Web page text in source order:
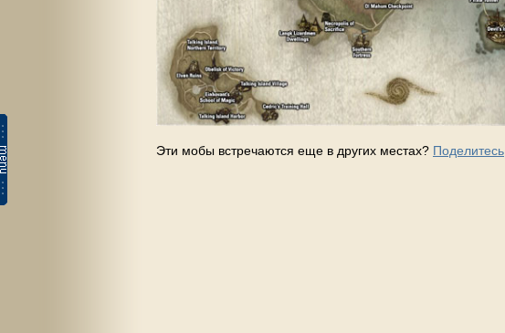
Эти мобы встречаются еще в других местах? Поделитесь